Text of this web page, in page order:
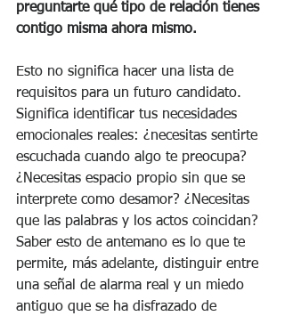
preguntarte qué tipo de relación tienes
contigo misma ahora mismo.
Esto no significa hacer una lista de
requisitos para un futuro candidato.
Significa identificar tus necesidades
emocionales reales: ¿necesitas sentirte
escuchada cuando algo te preocupa?
¿Necesitas espacio propio sin que se
interprete como desamor? ¿Necesitas
que las palabras y los actos coincidan?
Saber esto de antemano es lo que te
permite, más adelante, distinguir entre
una señal de alarma real y un miedo
antiguo que se ha disfrazado de